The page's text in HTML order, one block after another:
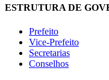
ESTRUTURA DE
Prefeito
Vice-Prefeito
Secretarias
Conselhos